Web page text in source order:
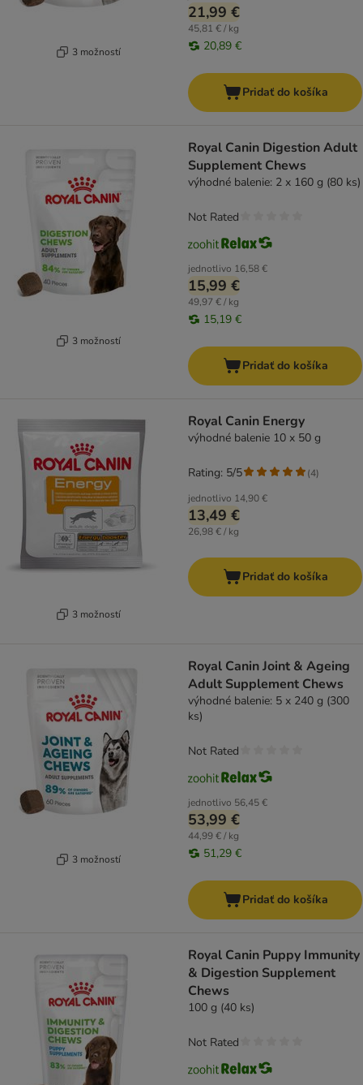
3 možností
21,99 €
45,81 € / kg
20,89 €
Pridať do košíka
3 možností
Royal Canin Digestion Adult
Supplement Chews
výhodné balenie: 2 x 160 g (80 ks)
jednotlivo 16,58 €
15,99 €
49,97 € / kg
15,19 €
Not Rated
Pridať do košíka
3 možností
Royal Canin Energy
výhodné balenie 10 x 50 g
jednotlivo 14,90 €
13,49 €
26,98 € / kg
Rating: 5/5 (4)
Pridať do košíka
3 možností
Royal Canin Joint & Ageing
Adult Supplement Chews
výhodné balenie: 5 x 240 g (300
ks)
jednotlivo 56,45 €
53,99 €
44,99 € / kg
51,29 €
Not Rated
Pridať do košíka
Royal Canin Puppy Immunity
& Digestion Supplement
Chews
100 g (40 ks)
Not Rated